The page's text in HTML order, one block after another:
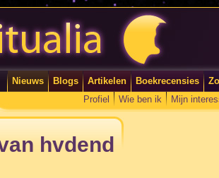
Nieuws Blogs Artikelen Boekrecensies
Profiel
Wie ben ik Mijn
hvdend